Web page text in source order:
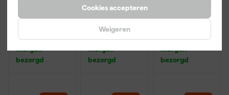
Cookies accepteren
Weigeren
Laserliner
175-445mm
Morgen
bezorgd
Laserliner
DampFinder
Compact
vochtmeter
Morgen
bezorgd
Laserliner
Morgen
bezorgd